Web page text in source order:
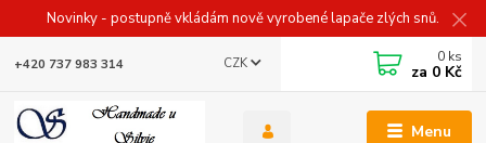
Novinky - postupně vkládám nově vyrobené lapače zlých snů.
Menu
CZK
+420 737 983 314 0 ks
za 0 Kč